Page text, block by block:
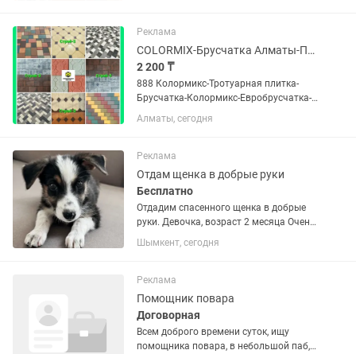
Брусчатка Алматы завод Если Вы не
нам на номер Билайн, мы...
Реклама
COLORMIX-Брусчатка Алматы-Плитка тротуарная в Алматы
2 200 ₸
888 Колормикс-Тротуарная плитка-
Брусчатка-Колормикс-Евробрусчатка-
Брусчатка Алматы-Плитка тротуарная-
Брусчатка Алматы завод Если Вы не
нам на номер Билайн, мы...
Алматы, сегодня
Реклама
Отдам щенка в добрые руки
Бесплатно
Отдадим спасенного щенка в добрые
руки. Девочка, возраст 2 месяца Очень
ласковый, спокойный, контактный и
любознательный щенок. Хорошо пьёт
трёхцветным окрасом.
Шымкент, сегодня
Реклама
Помощник повара
Договорная
Всем доброго времени суток, ищу
помощника повара, в небольшой паб,